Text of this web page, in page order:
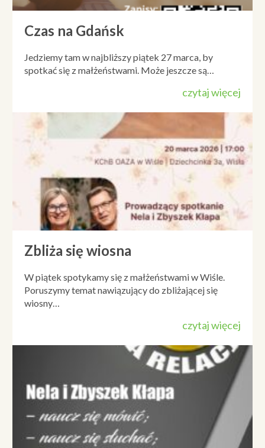
Czas na Gdańsk
Jedziemy tam w najbliższy piątek 27 marca, by
spotkać się z małżeństwami. Może jeszcze są…
czytaj więcej
Zbliża się wiosna
W piątek spotykamy się z małżeństwami w Wiśle.
Poruszymy temat nawiązujący do zbliżającej się
wiosny…
czytaj więcej